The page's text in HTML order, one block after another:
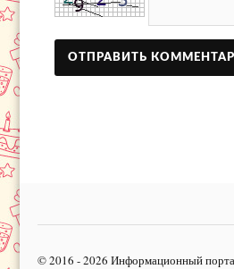
© 2016 - 2026 Информационный